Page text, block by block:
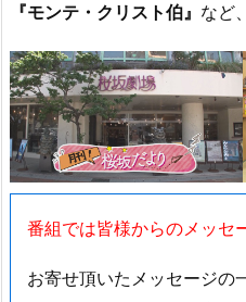
『モンテ・クリスト伯』 など
番組では皆様からのメッセ
お寄せ頂いたメッセージの